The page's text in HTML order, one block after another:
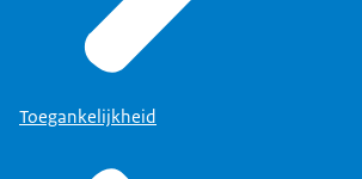
Toegankelijkheid